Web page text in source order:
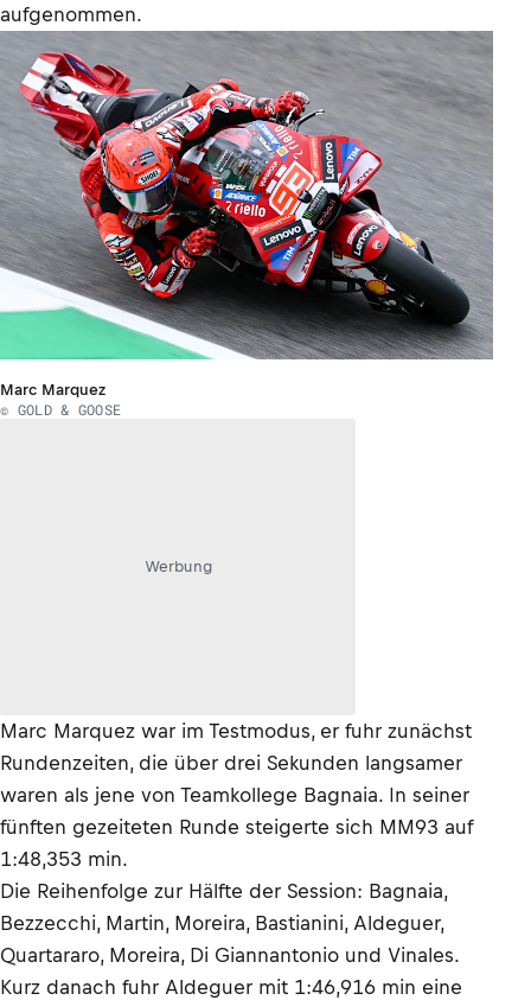
aufgenommen.
Marc Marquez
© GOLD & GOOSE
Werbung
Marc Marquez war im Testmodus, er fuhr zunächst
Rundenzeiten, die über drei Sekunden langsamer
waren als jene von Teamkollege Bagnaia. In seiner
fünften gezeiteten Runde steigerte sich MM93 auf
1:48,353 min.
Die Reihenfolge zur Hälfte der Session: Bagnaia,
Bezzecchi, Martin, Moreira, Bastianini, Aldeguer,
Quartararo, Moreira, Di Giannantonio und Vinales.
Kurz danach fuhr Aldeguer mit 1:46,916 min eine